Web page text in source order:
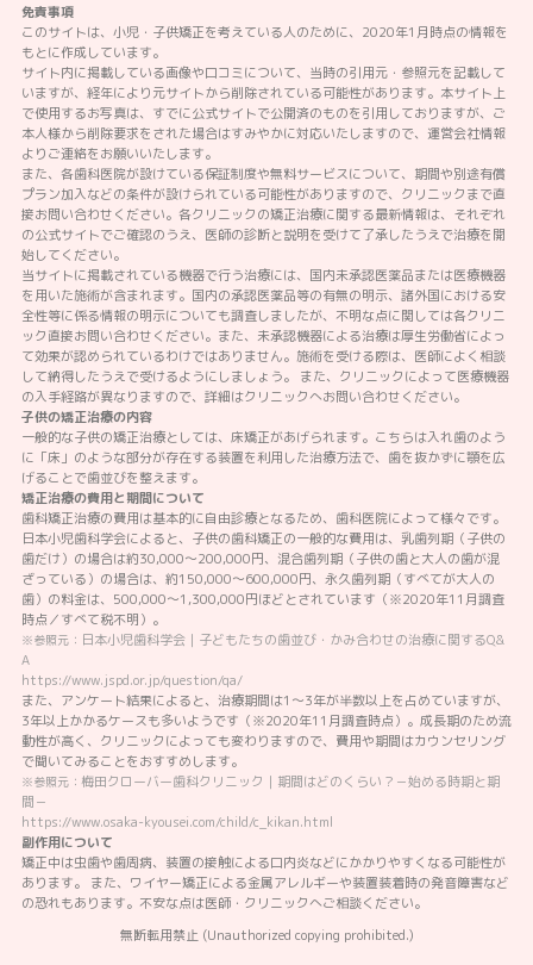
免責事項
このサイトは、小児・子供矯正を考えている人のために、2020年1月時点の情報を
もとに作成しています。
サイト内に掲載している画像や口コミについて、当時の引用元・参照元を記載して
いますが、経年により元サイトから削除されている可能性があります。本サイト上
で使用するお写真は、すでに公式サイトで公開済のものを引用しておりますが、ご
本人様から削除要求をされた場合はすみやかに対応いたしますので、運営会社情報
よりご連絡をお願いいたします。
また、各歯科医院が設けている保証制度や無料サービスについて、期間や別途有償
プラン加入などの条件が設けられている可能性がありますので、クリニックまで直
接お問い合わせください。各クリニックの矯正治療に関する最新情報は、それぞれ
の公式サイトでご確認のうえ、医師の診断と説明を受けて了承したうえで治療を開
始してください。
当サイトに掲載されている機器で行う治療には、国内未承認医薬品または医療機器
を用いた施術が含まれます。国内の承認医薬品等の有無の明示、諸外国における安
全性等に係る情報の明示についても調査しましたが、不明な点に関しては各クリニ
ック直接お問い合わせください。また、未承認機器による治療は厚生労働省によっ
て効果が認められているわけではありません。施術を受ける際は、医師によく相談
して納得したうえで受けるようにしましょう。 また、クリニックによって医療機器
の入手経路が異なりますので、詳細はクリニックへお問い合わせください。
子供の矯正治療の内容
一般的な子供の矯正治療としては、床矯正があげられます。こちらは入れ歯のよう
に「床」のような部分が存在する装置を利用した治療方法で、歯を抜かずに顎を広
げることで歯並びを整えます。
矯正治療の費用と期間について
歯科矯正治療の費用は基本的に自由診療となるため、歯科医院によって様々です。
日本小児歯科学会によると、子供の歯科矯正の一般的な費用は、乳歯列期（子供の
歯だけ）の場合は約30,000～200,000円、混合歯列期（子供の歯と大人の歯が混
ざっている）の場合は、約150,000～600,000円、永久歯列期（すべてが大人の
歯）の料金は、500,000～1,300,000円ほどとされています（※2020年11月調査
時点／すべて税不明）。
※参照元： 日本小児歯科学会｜子どもたちの歯並び・かみ合わせの治療に関するQ&
A
https://www.jspd.or.jp/question/qa/
また、アンケート結果によると、治療期間は1～3年が半数以上を占めていますが、
3年以上かかるケースも多いようです（※2020年11月調査時点）。成長期のため流
動性が高く、クリニックによっても変わりますので、費用や期間はカウンセリング
で聞いてみることをおすすめします。
※参照元： 梅田クローバー歯科クリニック｜期間はどのくらい？－始める時期と期
間－
https://www.osaka-kyousei.com/child/c_kikan.html
副作用について
矯正中は虫歯や歯周病、装置の接触による口内炎などにかかりやすくなる可能性が
あります。 また、ワイヤー矯正による金属アレルギーや装置装着時の発音障害など
の恐れもあります。不安な点は医師・クリニックへご相談ください。
無断転用禁止 (Unauthorized copying prohibited.)